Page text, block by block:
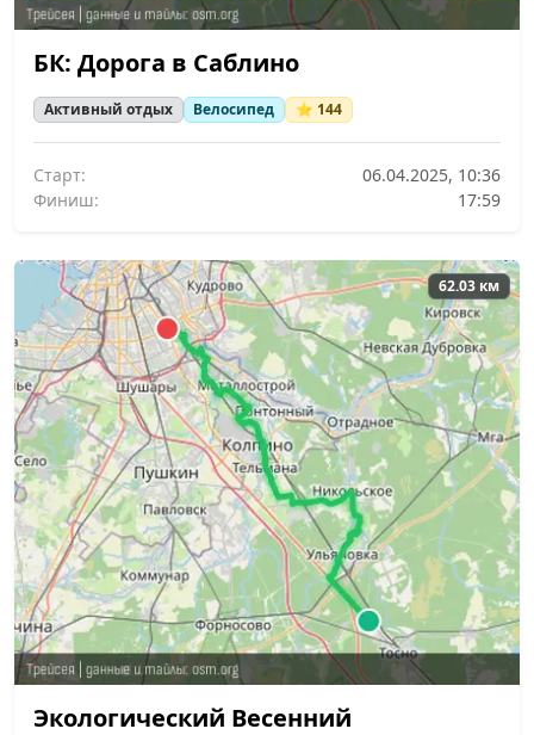
БК: Дорога в Саблино
Активный отдых Велосипед ⭐ 144
Старт:
06.04.2025, 10:36
Финиш:
17:59
62.03 км
Экологический Весенний